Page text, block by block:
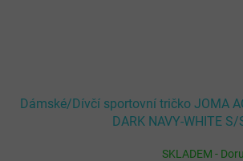
Dámské/Dívčí sportovní tričko JOMA
DARK NAVY-WHITE S/
SKLADEM -